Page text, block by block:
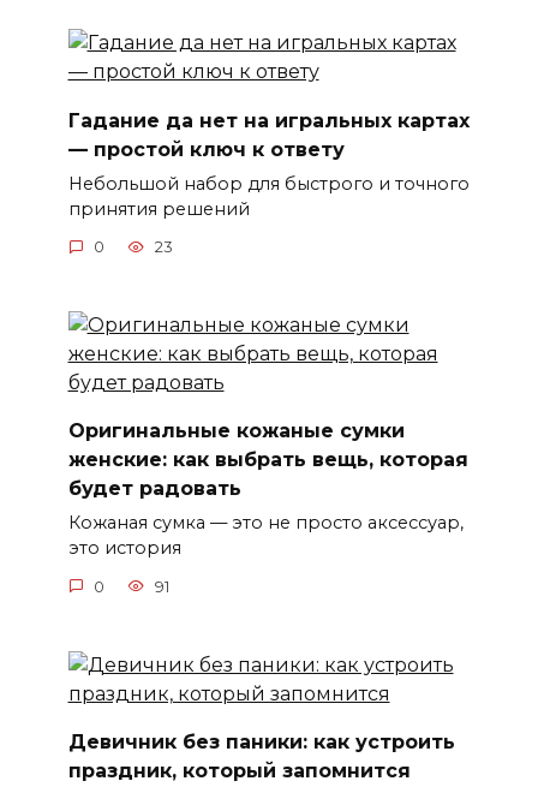
Гадание да нет на игральных картах
— простой ключ к ответу
Небольшой набор для быстрого и точного
принятия решений
0 23
Оригинальные кожаные сумки
женские: как выбрать вещь, которая
будет радовать
Кожаная сумка — это не просто аксессуар,
это история
0 91
Девичник без паники: как устроить
праздник, который запомнится